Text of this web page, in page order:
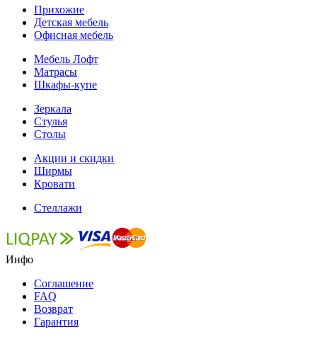
Прихожие
Детская мебель
Офисная мебель
Мебель Лофт
Матрасы
Шкафы-купе
Зеркала
Стулья
Столы
Акции и скидки
Ширмы
Кровати
Стеллажи
Инфо
Соглашение
FAQ
Возврат
Гарантия